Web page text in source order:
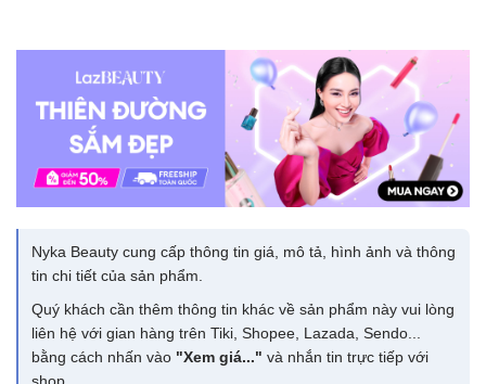
Nyka Beauty cung cấp thông tin giá, mô tả, hình ảnh và thông
tin chi tiết của sản phẩm.
Quý khách cần thêm thông tin khác về sản phẩm này vui lòng
liên hệ với gian hàng trên Tiki, Shopee, Lazada, Sendo...
bằng cách nhấn vào "Xem giá..." và nhắn tin trực tiếp với